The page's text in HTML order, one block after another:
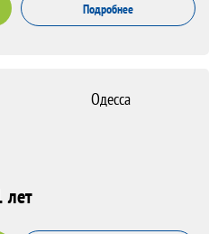
Подробнее
Одесса
лет